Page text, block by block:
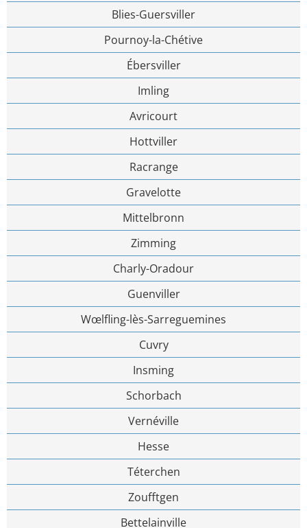
Blies-Guersviller
Pournoy-la-Chétive
Ébersviller
Imling
Avricourt
Hottviller
Racrange
Gravelotte
Mittelbronn
Zimming
Charly-Oradour
Guenviller
Wœlfling-lès-Sarreguemines
Cuvry
Insming
Schorbach
Vernéville
Hesse
Téterchen
Zoufftgen
Bettelainville